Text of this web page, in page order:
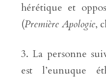
hérétique et
(Première Apologie,
La personne
est l’eunuque